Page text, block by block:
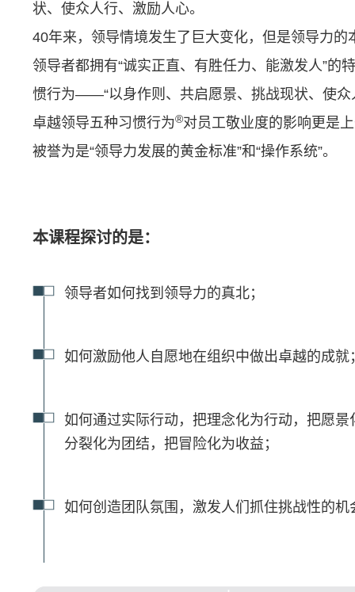
状、使众人行、激励人心。
40年来，领导情境发生了巨大变化，但是领导力
领导者都拥有“诚实正直、有胜任力、能激发人”的
惯行为——“以身作则、共启愿景、挑战现状、使众
卓越领导五种习惯行为®对员工敬业度的影响更是
被誉为是“领导力发展的黄金标准”和“操作系统”。
本课程探讨的是：
领导者如何找到领导力的真北；
如何激励他人自愿地在组织中做出卓越的成就
如何通过实际行动，把理念化为行动，把愿
分裂化为团结，把冒险化为收益；
如何创造团队氛围，激发人们抓住挑战性的